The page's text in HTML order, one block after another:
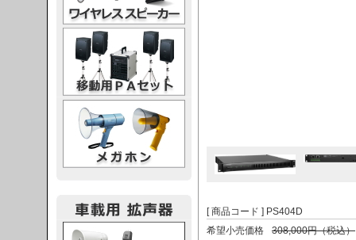
[ 商品コード ] PS404D
希望小売価格
308,000円（税込）